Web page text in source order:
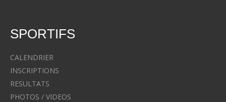
SPORTIFS
CALENDRIER
INSCRIPTIONS
RESULTATS
PHOTOS / VIDEOS